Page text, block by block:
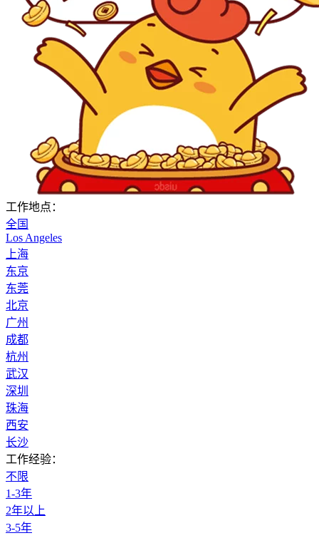
工作地点：
全国
Los Angeles
上海
东京
东莞
北京
广州
成都
杭州
武汉
深圳
珠海
西安
长沙
工作经验：
不限
1-3年
2年以上
3-5年